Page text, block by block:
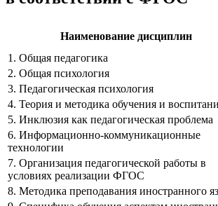
Наименование дисциплин
1. Общая педагогика
2. Общая психология
3. Педагогическая психология
4. Теория и методика обучения и
5. Инклюзия как педагогическая проблема
6. Информационно-коммуникационные
технологии
7. Организация педагогической работы в
условиях реализации ФГОС
8. Методика преподавания иностранного